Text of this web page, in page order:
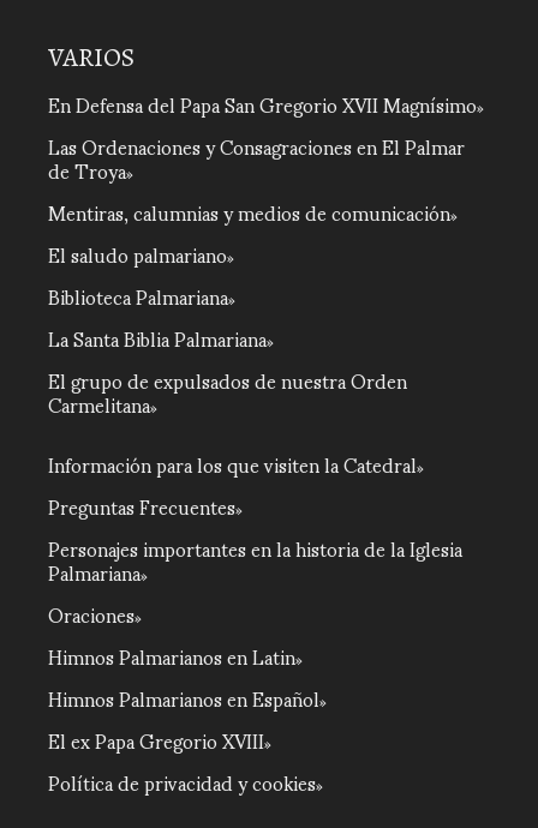
VARIOS
En Defensa del Papa San Gregorio XVII Magnísimo
Las Ordenaciones y Consagraciones en El Palmar
de Troya
Mentiras, calumnias y medios de comunicación
El saludo palmariano
Biblioteca Palmariana
La Santa Biblia Palmariana
El grupo de expulsados de nuestra Orden
Carmelitana
Información para los que visiten la Catedral
Preguntas Frecuentes
Personajes importantes en la historia de la Iglesia
Palmariana
Oraciones
Himnos Palmarianos en Latin
Himnos Palmarianos en Español
El ex Papa Gregorio XVIII
Política de privacidad y cookies